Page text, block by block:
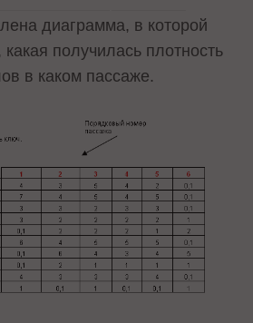
диаграмма, в которой
какая получилась плотность
в каком пассаже.